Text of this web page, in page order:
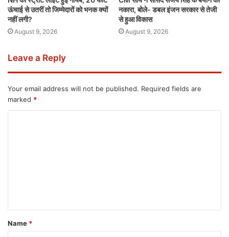
ऊंचाई से उतरीं तो जिम्मेदारों को भनक क्यों
नहीं लगी?
August 9, 2026
नकारा, बोले- डबल इंजन सरकार से तेजी
से हुआ विकास
August 9, 2026
Leave a Reply
Your email address will not be published. Required fields are
marked *
Name *